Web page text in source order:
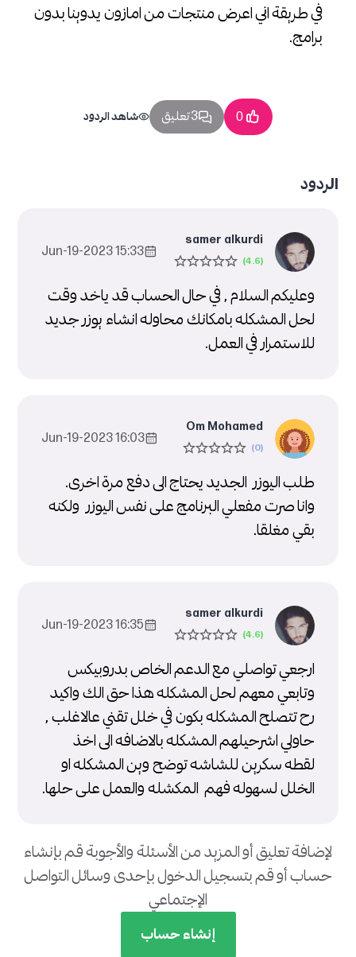
في طريقة اني اعرض منتجات من امازون يدوينا بدون
برامج.
0 3 تعليق شاهد الردود
الردود
samer alkurdi
15:33 2023-Jun-19
وعليكم السلام , في حال الحساب قد ياخد وقت
لحل المشكله بامكانك محاوله انشاء يوزر جديد
للاستمرار في العمل.
Om Mohamed
16:03 2023-Jun-19
طلب اليوزر الجديد يحتاج الى دفع مرة اخرى.
وانا صرت مفعلي البرنامج على نفس اليوزر ولكنه
بقي مغلقا.
samer alkurdi
16:35 2023-Jun-19
ارجعي تواصلي مع الدعم الخاص بدروبيكس
وتابعي معهم لحل المشكله هذا حق الك واكيد
رح تتصلح المشكله بكون في خلل تقني عالاغلب ,
حاولي اشرحيلهم المشكله بالاضافه الى اخذ
لقطه سكرين للشاشه توضح وين المشكله او
الخلل لسهوله فهم المكشله والعمل على حلها.
لإضافة تعليق أو المزيد من الأسئلة والأجوبة قم بإنشاء
حساب أو قم بتسجيل الدخول بإحدى وسائل التواصل
الإجتماعي
إنشاء حساب